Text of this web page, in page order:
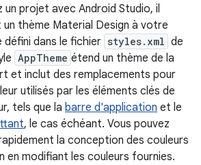
un projet avec Android Studio, il
thème Material Design à votre
dans le fichier styles.xml de
AppTheme étend un thème de la
et inclut des remplacements pour
utilisés par les éléments clés de
tels que la barre d'application et le
, le cas échéant. Vous pouvez
la conception des couleurs
en modifiant les couleurs fournies.